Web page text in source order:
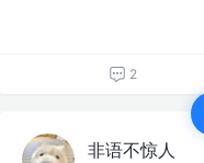
2
非语不惊人